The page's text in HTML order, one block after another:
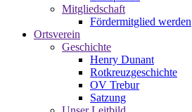
Mitgliedschaft
Fördermitglied werden
Ortsverein
Geschichte
Henry Dunant
Rotkreuzgeschichte
OV Trebur
Satzung